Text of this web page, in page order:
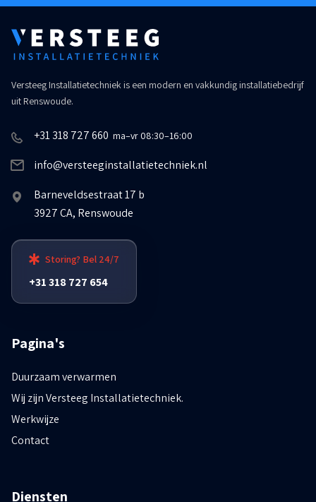
Versteeg Installatietechniek is een modern en vakkundig installatiebedrijf
uit Renswoude.
+31 318 727 660 ma–vr 08:30–16:00
info@versteeginstallatietechniek.nl
Barneveldsestraat 17 b
3927 CA, Renswoude
Storing? Bel 24/7
+31 318 727 654
Pagina's
Duurzaam verwarmen
Wij zijn Versteeg Installatietechniek.
Werkwijze
Contact
Diensten